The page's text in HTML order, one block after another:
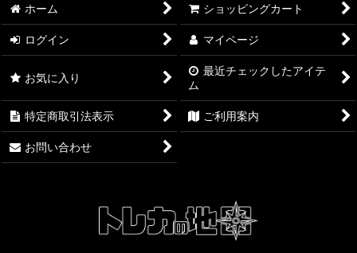
未開封
鑑定品
セール
デッキ販売
サプライ
ホーム ショッピングカート
ログイン マイページ
お気に入り
最近チェックしたアイテ
ム
特定商取引法表示 ご利用案内
お問い合わせ